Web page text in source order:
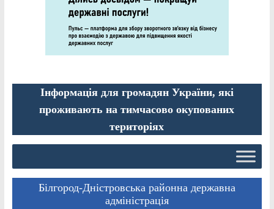
Інформація для громадян України, які
проживають на тимчасово окупованих
територіях
Білгород-Дністровська районна державна
адміністрація